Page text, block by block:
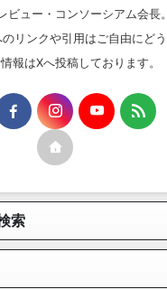
ビュー・コンソーシアム会長。
リンクや引用はご自由にどう
報はXへ投稿しております。
索